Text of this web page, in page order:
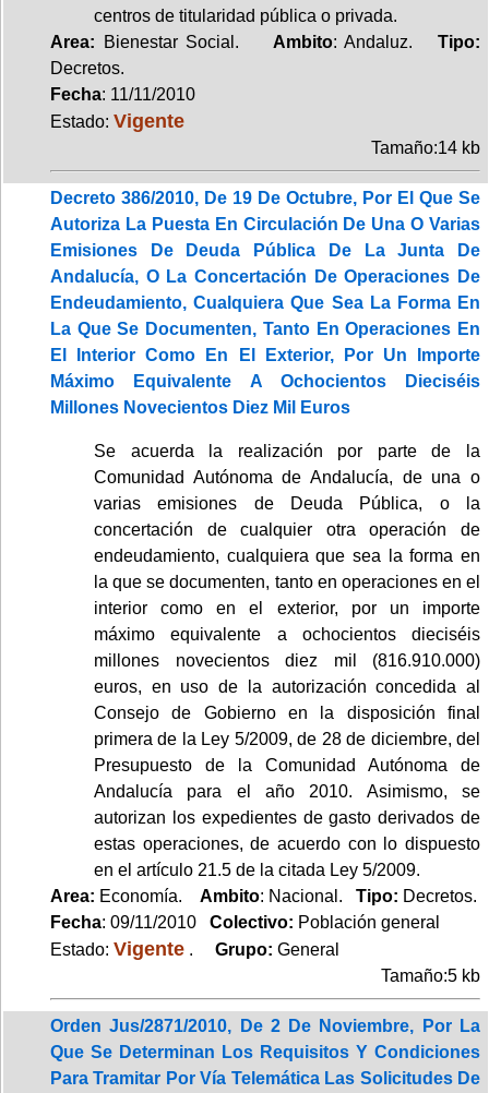
centros de titularidad pública o privada.
Area: Bienestar Social. Ambito: Andaluz.Tipo:
Decretos.
Fecha: 11/11/2010
Estado: Vigente
Tamaño:14 kb
Decreto 386/2010, De 19 De Octubre, Por El Que Se
Autoriza La Puesta En Circulación De Una O Varias
Emisiones De Deuda Pública De La Junta De
Andalucía, O La Concertación De Operaciones De
Endeudamiento, Cualquiera Que Sea La Forma En
La Que Se Documenten, Tanto En Operaciones En
El Interior Como En El Exterior, Por Un Importe
Máximo Equivalente A Ochocientos Dieciséis
Millones Novecientos Diez Mil Euros
Se acuerda la realización por parte de la
Comunidad Autónoma de Andalucía, de una o
varias emisiones de Deuda Pública, o la
concertación de cualquier otra operación de
endeudamiento, cualquiera que sea la forma en
la que se documenten, tanto en operaciones en el
interior como en el exterior, por un importe
máximo equivalente a ochocientos dieciséis
millones novecientos diez mil (816.910.000)
euros, en uso de la autorización concedida al
Consejo de Gobierno en la disposición final
primera de la Ley 5/2009, de 28 de diciembre, del
Presupuesto de la Comunidad Autónoma de
Andalucía para el año 2010. Asimismo, se
autorizan los expedientes de gasto derivados de
estas operaciones, de acuerdo con lo dispuesto
en el artículo 21.5 de la citada Ley 5/2009.
Area: Economía. Ambito: Nacional. Tipo: Decretos.
Fecha: 09/11/2010 Colectivo: Población general
Estado: Vigente . Grupo: General
Tamaño:5 kb
Orden Jus/2871/2010, De 2 De Noviembre, Por La
Que Se Determinan Los Requisitos Y Condiciones
Para Tramitar Por Vía Telemática Las Solicitudes De